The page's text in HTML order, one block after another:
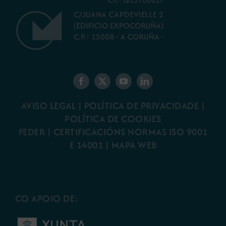
AVISO LEGAL | POLÍTICA DE PRIVACIDADE |
POLÍTICA DE COOKIES
FEDER | CERTIFICACIÓNS NORMAS ISO 9001
E 14001 | MAPA WEB
CO APOIO DE: